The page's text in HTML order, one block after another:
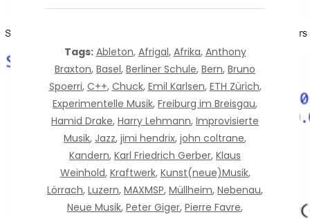
Tags: Ableton, Afrigal, Afrika, Anthony
Braxton, Basel, Berliner Schule, Bern, Bruno
Spoerri, C++, Chuck, Emil Karlsen, ETH Zürich,
Experimentelle Musik, Freiburg im Breisgau,
Hamid Drake, Harry Lehmann, Improvisierte
Musik, Jazz, jimi hendrix, john coltrane,
Kandern, Karl Friedrich Gerber, Klaus
Weinhold, Kraftwerk, Kunst(neue)Musik,
Lörrach, Luzern, MAXMSP, Müllheim, Nebenau,
Neue Musik, Peter Giger, Pierre Favre,